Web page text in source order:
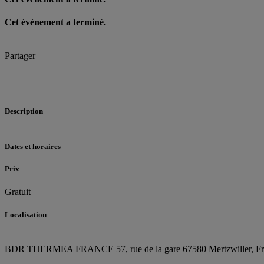
Cet évènement a terminé.
Partager
Description
Dates et horaires
Prix
Gratuit
Localisation
BDR THERMEA FRANCE 57, rue de la gare 67580 Mertzwiller,